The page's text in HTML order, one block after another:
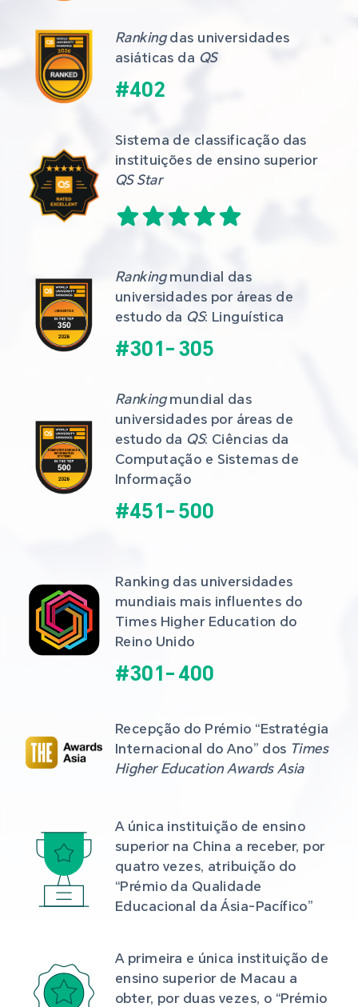
Ranking das universidades
asiáticas da QS
#402
Sistema de classificação das
instituições de ensino superior
QS Star
Ranking mundial das
universidades por áreas de
estudo da QS: Linguística
#301- 305
Ranking mundial das
universidades por áreas de
estudo da QS: Ciências da
Computação e Sistemas de
Informação
#451- 500
Ranking das universidades
mundiais mais influentes do
Times Higher Education do
Reino Unido
#301- 400
Recepção do Prémio “Estratégia
Internacional do Ano” dos Times
Higher Education Awards Asia
A única instituição de ensino
superior na China a receber, por
quatro vezes, atribuição do
“Prémio da Qualidade
Educacional da Ásia-Pacífico”
A primeira e única instituição de
ensino superior de Macau a
obter, por duas vezes, o “Prémio